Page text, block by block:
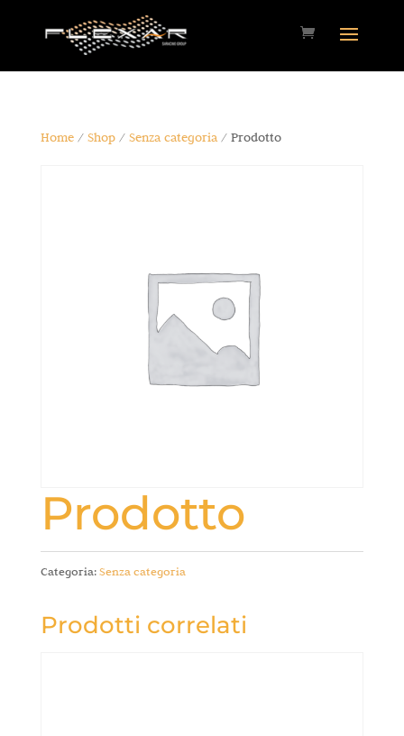
Home/ Shop/ Senza categoria/ Prodotto
Prodotto
Categoria:Senza categoria
Prodotti correlati